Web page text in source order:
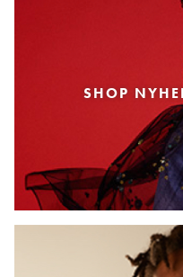
SHOP